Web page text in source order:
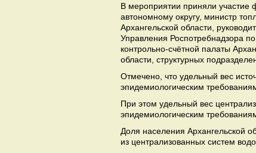
В мероприятии приняли участие
автономному округу, министр
Архангельской области,
Управления Роспотребнадзора
контрольно-счётной палаты
области, структурных
Отмечено, что удельный вес
эпидемиологическим
При этом удельный вес
эпидемиологическим
Доля населения Архангельской
из централизованных систем